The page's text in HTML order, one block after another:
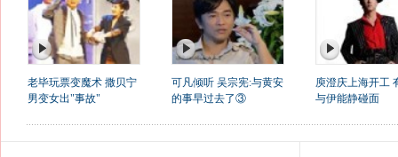
老毕玩票变魔术 撒贝宁
男变女出"事故"
可凡倾听 吴宗宪:与黄安
的事早过去了③
庾澄庆上海开工
与伊能静碰面